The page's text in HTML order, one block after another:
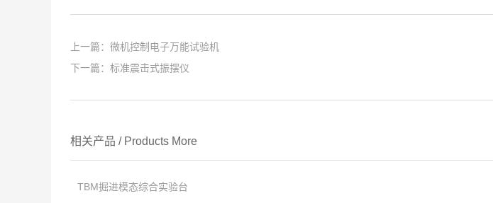
上一篇： 微机控制电子万能试验机
下一篇： 标准震击式振摆仪
相关产品 / Products More
TBM掘进模态综合实验台